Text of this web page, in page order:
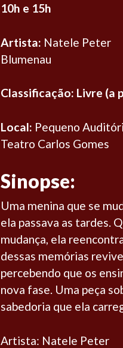
10h e 15h
Artista: Natele Peter
Blumenau
Classificação: Livre (a
Local: Pequeno
Teatro Carlos Gomes
Sinopse:
Uma menina que se
ela passava as tardes.
mudança, ela
dessas memórias
percebendo que os
nova fase. Uma peça
sabedoria que ela
Artista: Natele Peter